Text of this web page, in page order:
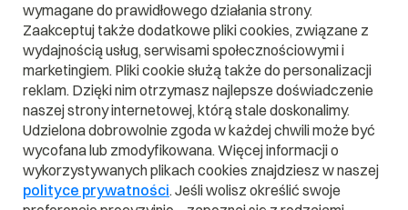
Czym jest AI Overviews?
Przeczytaj czym jestAI Overviewsw naszym słowniku.
Pomoże Ci to lepiej zrozumieć, czym dokładnie jestAI
wymagane do prawidłowego działania strony.
Zaakceptuj także dodatkowe pliki cookies, związane z
wydajnością usług, serwisami społecznościowymi i
marketingiem. Pliki cookie służą także do personalizacji
reklam. Dzięki nim otrzymasz najlepsze doświadczenie
naszej strony internetowej, którą stale doskonalimy.
Udzielona dobrowolnie zgoda w każdej chwili może być
wycofana lub zmodyfikowana. Więcej informacji o
wykorzystywanych plikach cookies znajdziesz w naszej
polityce prywatności. Jeśli wolisz określić swoje